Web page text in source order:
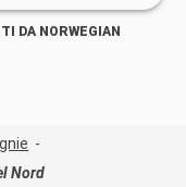
DA NORWEGIAN
Nord